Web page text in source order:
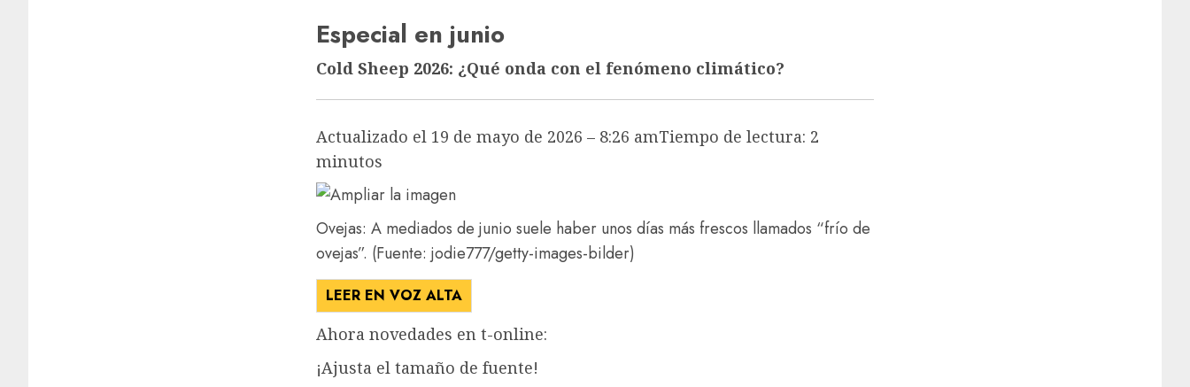
Especial en junio
Cold Sheep 2026: ¿Qué onda con el fenómeno climático?
Actualizado el 19 de mayo de 2026 – 8:26 amTiempo de lectura: 2
minutos
Ovejas: A mediados de junio suele haber unos días más frescos llamados “frío de
ovejas”. (Fuente: jodie777/getty-images-bilder)
LEER EN VOZ ALTA
Ahora novedades en t-online:
¡Ajusta el tamaño de fuente!